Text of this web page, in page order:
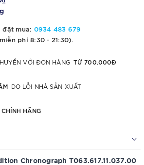
đặt mua: 0934 483 679
phí 8:30 - 21:30).
VỚI ĐƠN HÀNG TỪ 700.000Đ
DO LỖI NHÀ SẢN XUẤT
HÃNG
Chronograph T063.617.11.037.00